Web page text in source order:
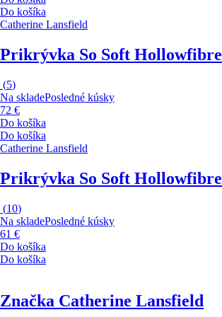
Do košíka
Catherine Lansfield
Prikrývka So Soft Hollowfibre
(5)
Na skladePosledné kúsky
72 €
Do košíka
Do košíka
Catherine Lansfield
Prikrývka So Soft Hollowfibre
(10)
Na skladePosledné kúsky
61 €
Do košíka
Do košíka
Značka Catherine Lansfield